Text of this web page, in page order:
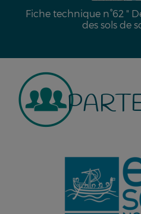
Fiche technique n°62 "
des sols de